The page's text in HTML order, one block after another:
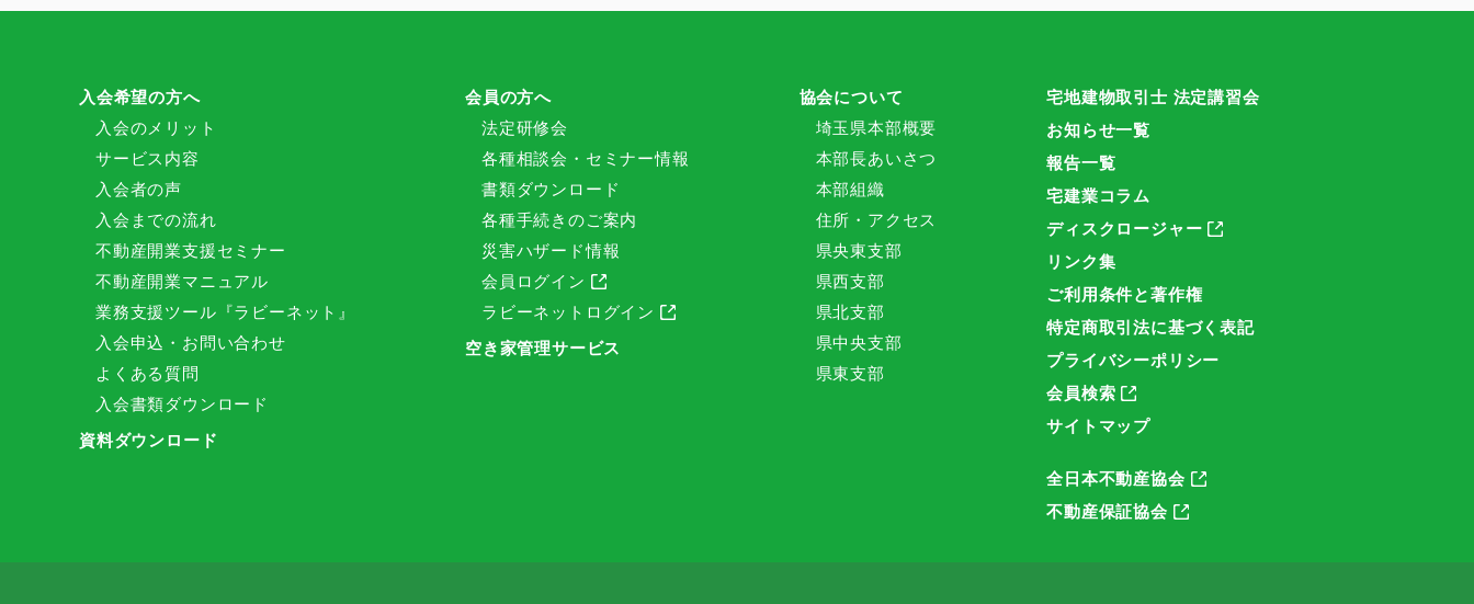
入会希望の方へ
入会のメリット
サービス内容
入会者の声
入会までの流れ
不動産開業支援セミナー
不動産開業マニュアル
業務支援ツール『ラビーネット』
入会申込・お問い合わせ
よくある質問
入会書類ダウンロード
資料ダウンロード
会員の方へ
法定研修会
各種相談会・セミナー情報
書類ダウンロード
各種手続きのご案内
災害ハザード情報
会員ログイン
ラビーネットログイン
空き家管理サービス
協会について
埼玉県本部概要
本部長あいさつ
本部組織
住所・アクセス
県央東支部
県西支部
県北支部
県中央支部
県東支部
宅地建物取引士 法定講習会
お知らせ一覧
報告一覧
宅建業コラム
ディスクロージャー
リンク集
ご利用条件と著作権
特定商取引法に基づく表記
プライバシーポリシー
会員検索
サイトマップ
全日本不動産協会
不動産保証協会